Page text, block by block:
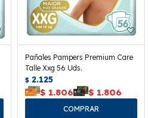
Pañales Pampers Premium Care
Talle Xxg 56 Uds.
$ 2.125
$ 1.806 $ 1.806